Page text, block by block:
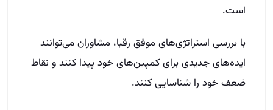
است.
با بررسی استراتژی‌های موفق رقبا، مشاوران می‌توانند
ایده‌های جدیدی برای کمپین‌های خود پیدا کنند و نقاط
ضعف خود را شناسایی کنند.